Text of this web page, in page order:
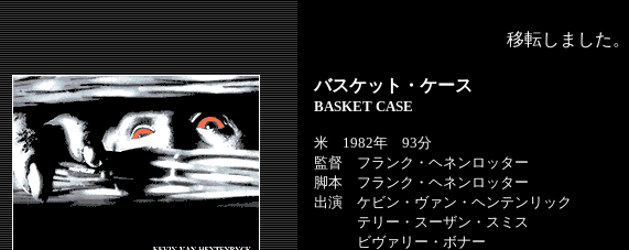
移転しました。
バスケット・ケース
BASKET CASE
米 1982年 93分
監督 フランク・ヘネンロッター
脚本 フランク・ヘネンロッター
出演 ケビン・ヴァン・ヘンテンリック
テリー・スーザン・スミス
ビヴァリー・ボナー